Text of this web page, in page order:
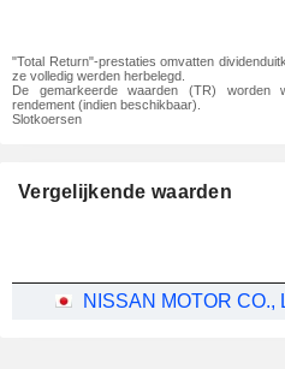
"Total Return"-prestaties omvatten
ze volledig werden herbelegd.
De gemarkeerde waarden (TR) worden
rendement (indien beschikbaar).
Slotkoersen
Vergelijkende waarden
NISSAN MOTOR CO.,